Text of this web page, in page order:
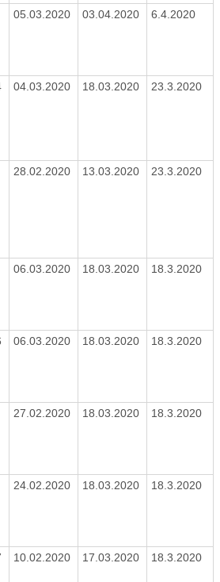
05.03.2020 03.04.2020 6.4.2020
04.03.2020 18.03.2020 23.3.2020
28.02.2020 13.03.2020 23.3.2020
06.03.2020 18.03.2020 18.3.2020
06.03.2020 18.03.2020 18.3.2020
27.02.2020 18.03.2020 18.3.2020
24.02.2020 18.03.2020 18.3.2020
10.02.2020 17.03.2020 18.3.2020